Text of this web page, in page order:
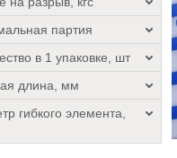
партия
в 1 упаковке, шт
длина, мм
гибкого элемента,